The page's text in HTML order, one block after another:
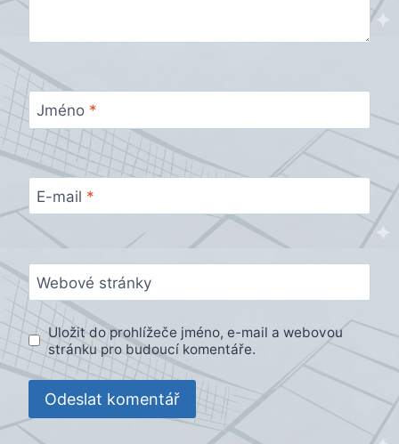
Jméno *
E-mail *
Webové stránky
Uložit do prohlížeče jméno, e-mail a webovou
stránku pro budoucí komentáře.